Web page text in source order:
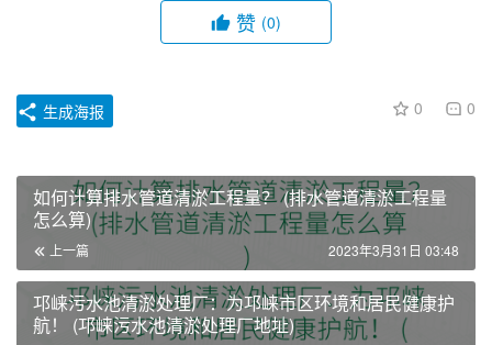
赞 (0)
0 0
生成海报
如何计算排水管道清淤工程量？ (排水管道清淤工程量
怎么算)
上一篇 2023年3月31日 03:48
邛崃污水池清淤处理厂：为邛崃市区环境和居民健康护
航！ (邛崃污水池清淤处理厂地址)